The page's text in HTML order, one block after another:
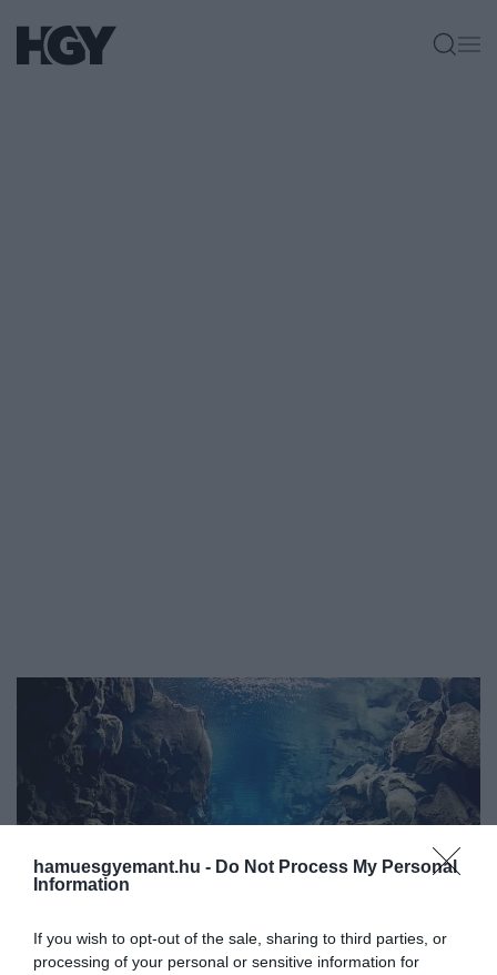
hamuesgyemant.hu - Do Not Process My Personal
Information
If you wish to opt-out of the sale, sharing to third parties, or
processing of your personal or sensitive information for